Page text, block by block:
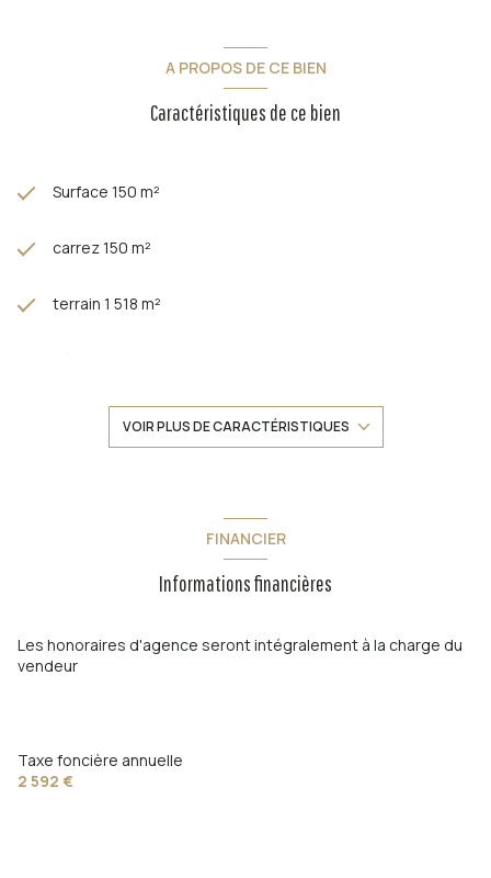
A PROPOS DE CE BIEN
Caractéristiques de ce bien
Surface 150 m²
carrez 150 m²
terrain 1 518 m²
séjour 32 m²
construit en 1977
cuisine séparée (équipée)
exposition Sud
VOIR PLUS DE CARACTÉRISTIQUES
FINANCIER
Informations financières
Les honoraires d'agence seront intégralement à la charge du
vendeur
Taxe foncière annuelle
2 592 €